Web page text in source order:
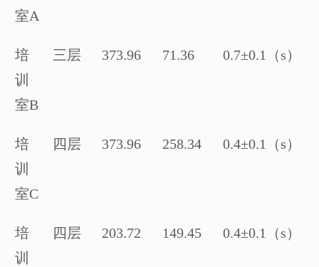
室A
培
训
室B
三层 373.96 71.36 0.7±0.1 （s）
培
训
室C
四层 373.96 258.34 0.4±0.1 （s）
培
训
四层 203.72 149.45 0.4±0.1 （s）